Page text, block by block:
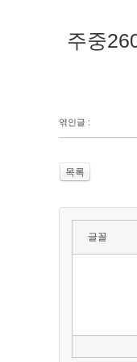
주중
엮인글 :
목록
글꼴